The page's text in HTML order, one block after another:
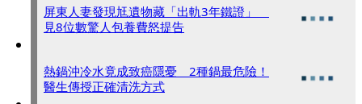
屏東人妻發現尪遺物藏「出軌3年鐵證」
見8位數驚人包養費怒提告
熱鍋沖冷水竟成致癌隱憂 2種鍋最危險！
醫生傳授正確清洗方式